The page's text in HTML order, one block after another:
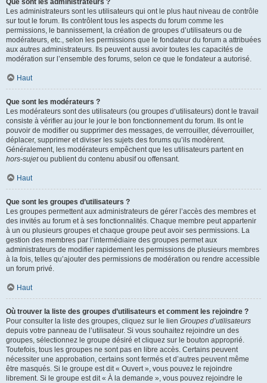
Que sont les administrateurs ?
Les administrateurs sont les utilisateurs qui ont le plus haut niveau de contrôle
sur tout le forum. Ils contrôlent tous les aspects du forum comme les
permissions, le bannissement, la création de groupes d’utilisateurs ou de
modérateurs, etc., selon les permissions que le fondateur du forum a attribuées
aux autres administrateurs. Ils peuvent aussi avoir toutes les capacités de
modération sur l’ensemble des forums, selon ce que le fondateur a autorisé.
Haut
Que sont les modérateurs ?
Les modérateurs sont des utilisateurs (ou groupes d’utilisateurs) dont le travail
consiste à vérifier au jour le jour le bon fonctionnement du forum. Ils ont le
pouvoir de modifier ou supprimer des messages, de verrouiller, déverrouiller,
déplacer, supprimer et diviser les sujets des forums qu’ils modèrent.
Généralement, les modérateurs empêchent que les utilisateurs partent en
hors-sujetou publient du contenu abusif ou offensant.
Haut
Que sont les groupes d’utilisateurs ?
Les groupes permettent aux administrateurs de gérer l’accès des membres et
des invités au forum et à ses fonctionnalités. Chaque membre peut appartenir
à un ou plusieurs groupes et chaque groupe peut avoir ses permissions. La
gestion des membres par l’intermédiaire des groupes permet aux
administrateurs de modifier rapidement les permissions de plusieurs membres
à la fois, telles qu’ajouter des permissions de modération ou rendre accessible
un forum privé.
Haut
Où trouver la liste des groupes d’utilisateurs et comment les rejoindre ?
Pour consulter la liste des groupes, cliquez sur le lien Groupes d’utilisateurs
depuis votre panneau de l’utilisateur. Si vous souhaitez rejoindre un des
groupes, sélectionnez le groupe désiré et cliquez sur le bouton approprié.
Toutefois, tous les groupes ne sont pas en libre accès. Certains peuvent
nécessiter une approbation, certains sont fermés et d’autres peuvent même
être masqués. Si le groupe est dit « Ouvert », vous pouvez le rejoindre
librement. Si le groupe est dit « À la demande », vous pouvez rejoindre le